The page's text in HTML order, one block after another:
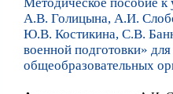
А.В. Голицына, А.И.
Ю.В. Костикина, С.В.
военной подготовки»
общеобразовательных